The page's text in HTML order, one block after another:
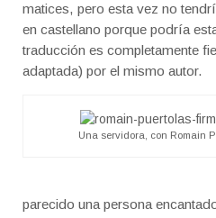
matices, pero esta vez no
en castellano porque podría
traducción es completamente
adaptada) por el mismo autor.
Una servidora, con Romain
parecido una persona